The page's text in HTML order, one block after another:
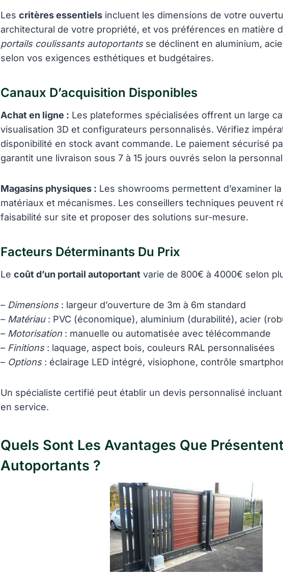
Les critères essentiels incluent les dimensions de votre
architectural de votre propriété, et vos préférences en matière
portails coulissants autoportantsse déclinent en aluminium,
selon vos exigences esthétiques et budgétaires.
Canaux D’acquisition Disponibles
Achat en ligne : Les plateformes spécialisées offrent un large
visualisation 3D et configurateurs personnalisés. Vérifiez
disponibilité en stock avant commande. Le paiement sécurisé
garantit une livraison sous 7 à 15 jours ouvrés selon la
Magasins physiques : Les showrooms permettent d’examiner
matériaux et mécanismes. Les conseillers techniques peuvent
faisabilité sur site et proposer des solutions sur-mesure.
Facteurs Déterminants Du Prix
Le coût d’un portail autoportant varie de 800€ à 4000€ selon
– Dimensions: largeur d’ouverture de 3m à 6m standard
– Matériau: PVC (économique), aluminium (durabilité), acier
– Motorisation : manuelle ou automatisée avec télécommande
– Finitions: laquage, aspect bois, couleurs RAL personnalisées
– Options: éclairage LED intégré, visiophone, contrôle
Un spécialiste certifié peut établir un devis personnalisé
en service.
Quels Sont Les Avantages Que
Autoportants ?